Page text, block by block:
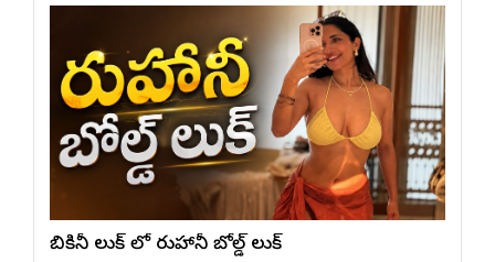
బికినీ లుక్ లో రుహానీ బోల్డ్ లుక్